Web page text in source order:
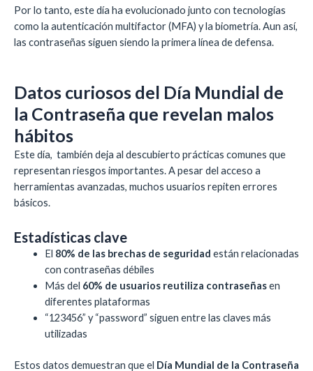
Por lo tanto, este día ha evolucionado junto con tecnologías
como la autenticación multifactor (MFA) y la biometría. Aun así,
las contraseñas siguen siendo la primera línea de defensa.
Datos curiosos del Día Mundial de
la Contraseña que revelan malos
hábitos
Este día, también deja al descubierto prácticas comunes que
representan riesgos importantes. A pesar del acceso a
herramientas avanzadas, muchos usuarios repiten errores
básicos.
Estadísticas clave
El 80% de las brechas de seguridad están relacionadas
con contraseñas débiles
Más del 60% de usuarios reutiliza contraseñasen
diferentes plataformas
“123456” y “password” siguen entre las claves más
utilizadas
Estos datos demuestran que el Día Mundial de la Contraseña